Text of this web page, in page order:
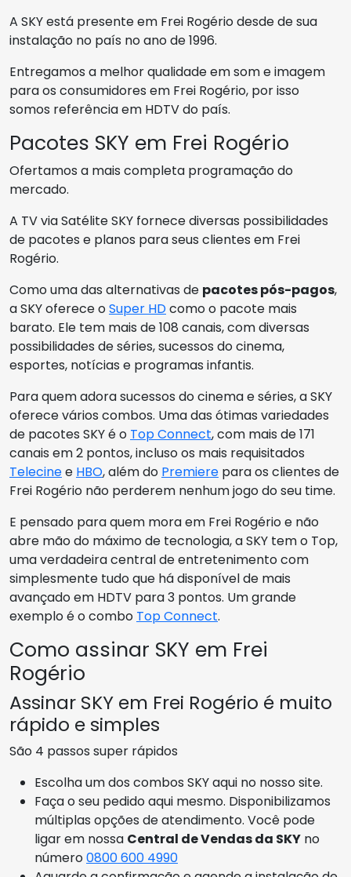
A SKY está presente em Frei Rogério desde de sua
instalação no país no ano de 1996.
Entregamos a melhor qualidade em som e imagem
para os consumidores em Frei Rogério, por isso
somos referência em HDTV do país.
Pacotes SKY em Frei Rogério
Ofertamos a mais completa programação do
mercado.
A TV via Satélite SKY fornece diversas possibilidades
de pacotes e planos para seus clientes em Frei
Rogério.
Como uma das alternativas de pacotes pós-pagos,
a SKY oferece oSuper HDcomo o pacote mais
barato. Ele tem mais de 108 canais, com diversas
possibilidades de séries, sucessos do cinema,
esportes, notícias e programas infantis.
Para quem adora sucessos do cinema e séries, a SKY
oferece vários combos. Uma das ótimas variedades
de pacotes SKY é o Top Connect, com mais de 171
canais em 2 pontos, incluso os mais requisitados
Telecinee HBO, além do Premiere para os clientes de
Frei Rogério não perderem nenhum jogo do seu time.
E pensado para quem mora em Frei Rogério e não
abre mão do máximo de tecnologia, a SKY tem o Top,
uma verdadeira central de entretenimento com
simplesmente tudo que há disponível de mais
avançado em HDTV para 3 pontos. Um grande
exemplo é o combo Top Connect.
Como assinar SKY em Frei
Rogério
Assinar SKY em Frei Rogério é muito
rápido e simples
São 4 passos super rápidos
Escolha um dos combos SKY aqui no nosso site.
Faça o seu pedido aqui mesmo. Disponibilizamos
múltiplas opções de atendimento. Você pode
ligar em nossa Central de Vendas da SKY no
número0800 600 4990